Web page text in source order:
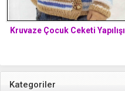
Kruvaze Çocuk Ceketi Yapılışı
Kategoriler